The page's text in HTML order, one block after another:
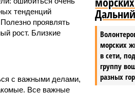
морских
в сети,
группу
разных
тенденций
проявлять
рост. Близкие
с важными делами,
Все важные